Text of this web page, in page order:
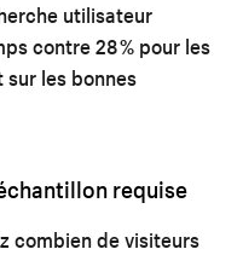
utilisateur
contre 28 % pour les
sur les bonnes
requise
combien de visiteurs